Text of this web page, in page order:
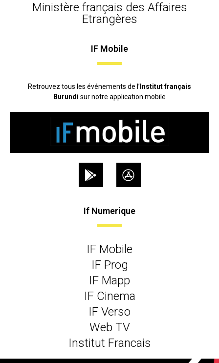
Ministère français des Affaires
Etrangères
IF Mobile
Retrouvez tous les événements de l’ Institut français
Burundi sur notre application mobile
If Numerique
IF Mobile
IF Prog
IF Mapp
IF Cinema
IF Verso
Web TV
Institut Francais